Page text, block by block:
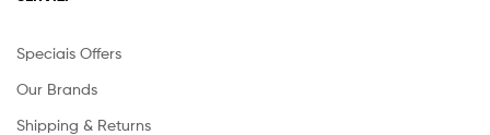
Speciais Offers
Our Brands
Shipping & Returns